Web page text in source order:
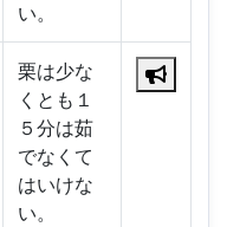
い。
栗は少な
くとも１
５分は茹
でなくて
はいけな
い。